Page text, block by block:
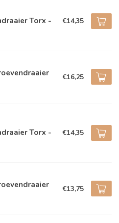
Torx - €14,35
€16,25
Torx - €14,35
€13,75